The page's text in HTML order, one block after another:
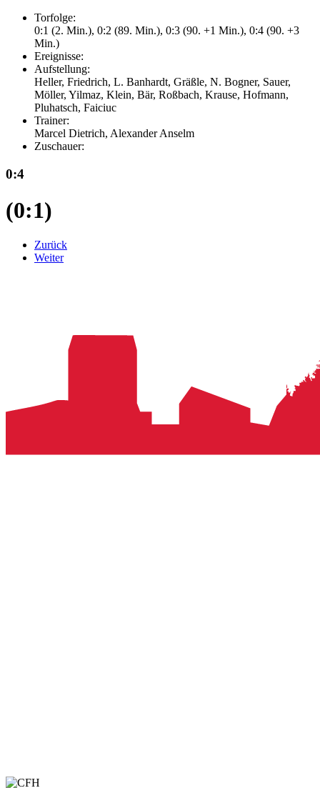
Torfolge:
0:1 (2. Min.), 0:2 (89. Min.), 0:3 (90. +1 Min.), 0:4 (90. +3
Min.)
Ereignisse:
Aufstellung:
Heller, Friedrich, L. Banhardt, Gräßle, N. Bogner, Sauer,
Möller, Yilmaz, Klein, Bär, Roßbach, Krause, Hofmann,
Pluhatsch, Faiciuc
Trainer:
Marcel Dietrich, Alexander Anselm
Zuschauer:
0:4
(0:1)
Zurück
Weiter